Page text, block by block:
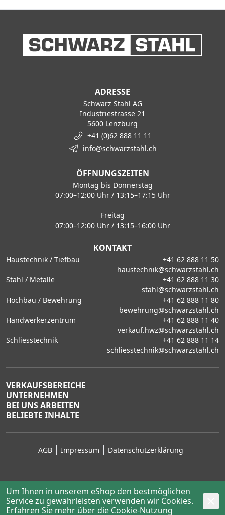
ADRESSE
Schwarz Stahl AG
Industriestrasse 21
5600 Lenzburg
+41 (0)62 888 11 11
info@schwarzstahl.ch
ÖFFNUNGSZEITEN
Montag bis Donnerstag
07:00–12:00 Uhr / 13:15–17:15 Uhr
Freitag
07:00–12:00 Uhr / 13:15–16:00 Uhr
KONTAKT
Haustechnik / Tiefbau
+41 62 888 11 50
haustechnik@schwarzstahl.ch
Stahl / Metalle
+41 62 888 11 30
stahl@schwarzstahl.ch
Hochbau / Bewehrung
+41 62 888 11 80
bewehrung@schwarzstahl.ch
Handwerkerzentrum
+41 62 888 11 40
verkauf.hwz@schwarzstahl.ch
Schliesstechnik
+41 62 888 11 14
schliesstechnik@schwarzstahl.ch
VERKAUFSBEREICHE
UNTERNEHMEN
BEI UNS ARBEITEN
BELIEBTE INHALTE
AGB Impressum Datenschutzerklärung
© 2026 Schwarz Stahl AG, Lenzburg
powered by polynorm
Um Ihnen in unserem eShop den bestmöglichen
Service zu gewährleisten verwenden wir Cookies.
Erfahren Sie mehr über die Cookie-Nutzung